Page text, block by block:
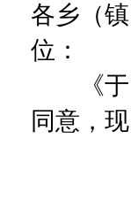
各乡（
位：
《于田
同意，